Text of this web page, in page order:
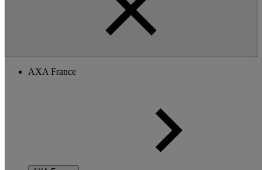
AXA France